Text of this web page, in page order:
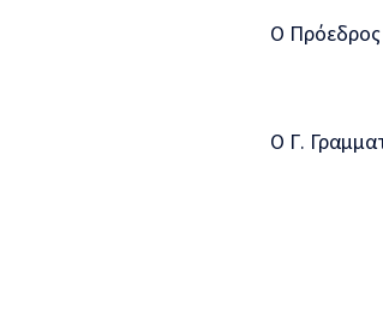
O
Ο Γ.